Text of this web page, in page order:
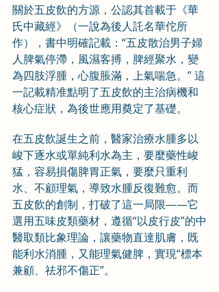
關於五皮飲的方源，公認其首載于《華
氏中藏經》（一說為後人託名華佗所
作），書中明確記載：“五皮散治男子婦
人脾氣停滯，風濕客搏，脾經聚水，變
為四肢浮腫，心腹脹滿，上氣喘急。” 這
一記載精准點明了五皮飲的主治病機和
核心症狀，為後世應用奠定了基礎。
在五皮飲誕生之前，醫家治療水腫多以
峻下逐水或單純利水為主，要麼藥性峻
猛，容易損傷脾胃正氣，要麼只重利
水、不顧理氣，導致水腫反復難愈。而
五皮飲的創制，打破了這一局限——它
選用五味皮類藥材，遵循“以皮行皮”的中
醫取類比象理論，讓藥物直達肌膚，既
能利水消腫，又能理氣健脾，實現“標本
兼顧、祛邪不傷正”。